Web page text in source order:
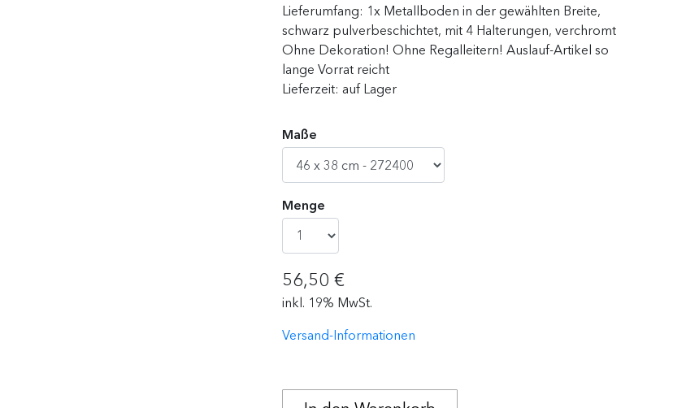
Lieferumfang: 1x Metallboden in der gewählten Breite,
schwarz pulverbeschichtet, mit 4 Halterungen, verchromt
Ohne Dekoration! Ohne Regalleitern! Auslauf-Artikel so
lange Vorrat reicht
Lieferzeit:auf Lager
Maße
Menge
56,50 €
inkl. 19% MwSt.
Versand-Informationen